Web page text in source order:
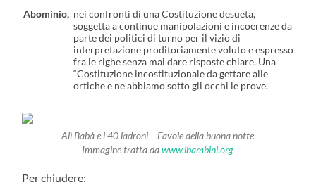
Abominio, nei confronti di una Costituzione desueta,
soggetta a continue manipolazioni e incoerenze da
parte dei politici di turno per il vizio di
interpretazione proditoriamente voluto e espresso
fra le righe senza mai dare risposte chiare. Una
“Costituzione incostituzionale da gettare alle
ortiche e ne abbiamo sotto gli occhi le prove.
Alì Babà e i 40 ladroni – Favole della buona notte
Immagine tratta dawww.ibambini.org
Per chiudere: